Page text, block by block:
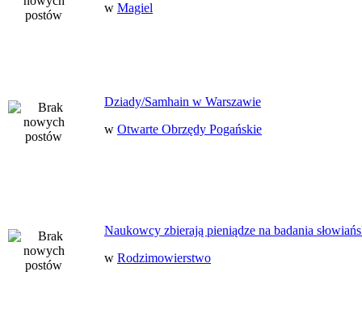
w Magiel
Dziady/Samhain w Warszawie
w Otwarte Obrzędy Pogańskie
Naukowcy zbierają pieniądze na badania
w Rodzimowierstwo